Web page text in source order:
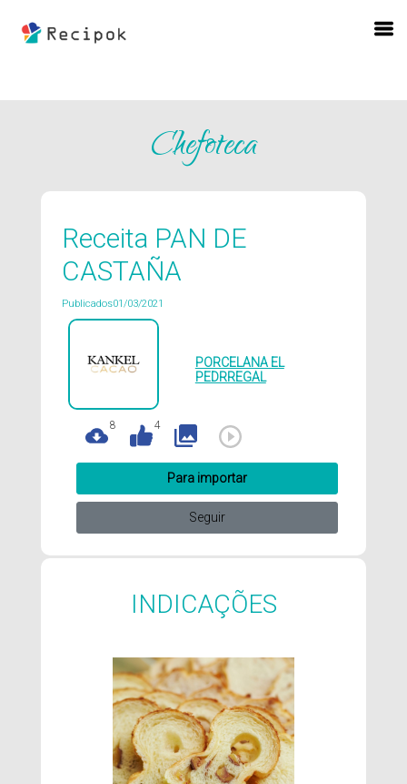
Chefoteca
Receita PAN DE
CASTAÑA
Publicados01/03/2021
PORCELANA EL
PEDRREGAL
8 4
Para importar
Seguir
INDICAÇÕES